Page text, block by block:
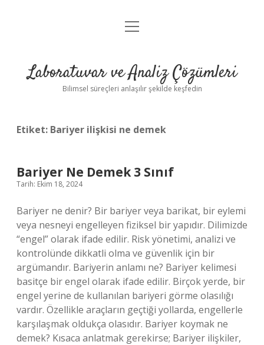
Anasayfa
Yasal Uyarı
menüyü
Laboratuvar ve Analiz Çözümleri
Bilimsel süreçleri anlaşılır şekilde keşfedin
Etiket: Bariyer ilişkisi ne demek
Bariyer Ne Demek 3 Sınıf
Tarih: Ekim 18, 2024
Bariyer ne denir? Bir bariyer veya barikat, bir eylemi
veya nesneyi engelleyen fiziksel bir yapıdır. Dilimizde
“engel” olarak ifade edilir. Risk yönetimi, analizi ve
kontrolünde dikkatli olma ve güvenlik için bir
argümandır. Bariyerin anlamı ne? Bariyer kelimesi
basitçe bir engel olarak ifade edilir. Birçok yerde, bir
engel yerine de kullanılan bariyeri görme olasılığı
vardır. Özellikle araçların geçtiği yollarda, engellerle
karşılaşmak oldukça olasıdır. Bariyer koymak ne
demek? Kısaca anlatmak gerekirse; Bariyer ilişkiler,